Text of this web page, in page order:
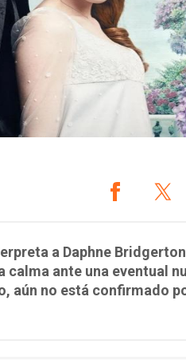
a Daphne
ante una eventual
aún no está confirmado